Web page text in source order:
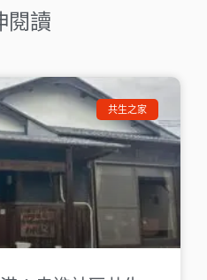
閱讀
共生之家